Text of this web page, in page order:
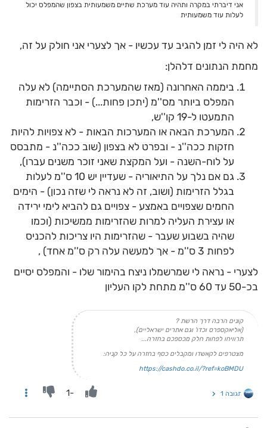
אני דיברתי במקרה ותהיה עוד מערכת שתיים משמעותית בצפון שהמפלס יכול
לעלות עוד משמעותית
לא היה לי זמן להגיב עד עכשיו - אך לצערי אני חולק על זה,
מחמת הנתונים דלהלן:
ביממה האחרונה (מאז שהמערכת הסתיימה) לא עלה
המפלס ביותר מס''מ (יתכן פחות...) - וכבר הזרימות
התמעטו ל-19 קו''ש,
המערכת הבאה או המערכות הבאות - לא צפויות להיות
חזקות ככה''נ - ובפרט לא בצפון (שוב ככה''נ - מתבסס
על לוח-השנה - ועל המקצת שאני זוכר משנים עברו),
גם אם נלך על התיאוריה - שעדיין יש 10 ס''מ לעלות
בגלל הזרימות (ושוב, זה לא נראה לי שזה נכון) - הימים
החמים שצפויים באמצע - צפויים גם להביא לימי ירידה
או עצירת העליה למרות שהזרימות ממשיכות (וכמו
שהיה בשבוע שעבר - שהזרימות היו צריכות להכניס
לפחות 3 ס''מ - אך למעשה עלה רק ס''מ אחד) ,
לצערי - נראה לי שמרשמלו ניצח בהימור שלו - והמפלס יסיים
בכ-50 עד 60 ס''מ מתחת לקו העליון
קונים הרבה דרך הרשת ?
(אליאקספרס וכדו' וגם אתרים ישראליים),
תרוויחו לפחות חלק מכספכם בחזרה...
מצטרפים לקאשדו ומקבלים כסף בחזרה על כל קניה:
https://cashdo.co.il/?ref=koBMDU
תגובה 1 -1